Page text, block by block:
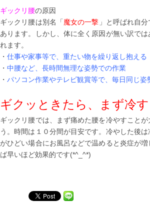
ギックリ腰の原因
ギックリ腰は別名「 魔女の一撃 」と呼ばれ自
あります。しかし、体に全く原因が無い訳で
れます。
・ 仕事や家事等で、重たい物を繰り返し抱える
・ 中腰など、長時間無理な姿勢での作業
・ パソコン作業やテレビ観賞等で、毎日同じ姿
ギクッときたら、まず冷す
ギックリ腰では、まず痛めた腰を冷やすこと
う。時間は１０分間が目安です。冷やした後
がひどい場合にお風呂などで温めると炎症が
ば早いほど効果的です(*^_^*)